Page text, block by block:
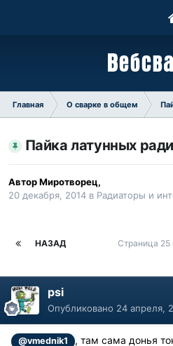
Главная О сварке в общем
Пайка латунных
АвторМиротворец,
20 декабря, 2014 в Радиаторы и
НАЗАД Страница 25
psi
Опубликовано 24 апреля,
@vmednik1
, там сама донья